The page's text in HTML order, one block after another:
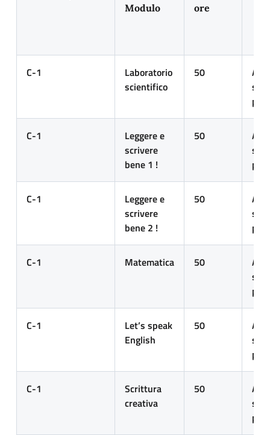
Modulo
ore
C-1
Laboratorio
scientifico
50
C-1
Leggere e
scrivere
bene 1 !
50
C-1
Leggere e
scrivere
bene 2 !
50
C-1 Matematica 50
C-1
Let’s speak
English
50
C-1
Scrittura
creativa
50